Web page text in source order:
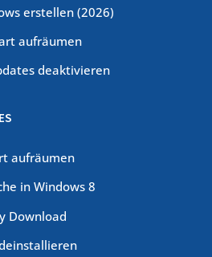
erstellen (2026)
aufräumen
deaktivieren
aufräumen
in Windows 8
Download